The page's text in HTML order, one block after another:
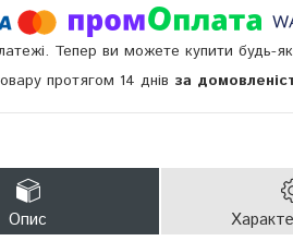
Тепер ви можете купити
протягом 14 днів за
Опис